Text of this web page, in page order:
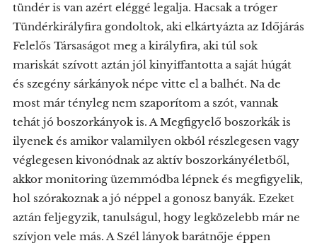
tündér is van azért eléggé legalja. Hacsak a tróger
Tündérkirályfira gondoltok, aki elkártyázta az Időjárás
Felelős Társaságot meg a királyfira, aki túl sok
mariskát szívott aztán jól kinyiffantotta a saját húgát
és szegény sárkányok népe vitte el a balhét. Na de
most már tényleg nem szaporítom a szót, vannak
tehát jó boszorkányok is. A Megfigyelő boszorkák is
ilyenek és amikor valamilyen okból részlegesen vagy
véglegesen kivonódnak az aktív boszorkányéletből,
akkor monitoring üzemmódba lépnek és megfigyelik,
hol szórakoznak a jó néppel a gonosz banyák. Ezeket
aztán feljegyzik, tanulságul, hogy legközelebb már ne
szívjon vele más. A Szél lányok barátnője éppen